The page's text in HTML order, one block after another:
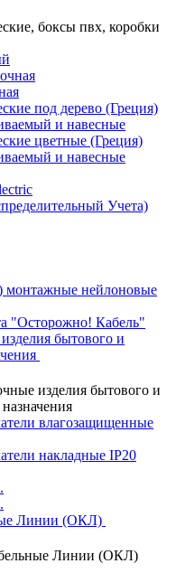
боксы пвх, коробки
под дерево (Греция)
и навесные
цветные (Греция)
и навесные
Учета)
монтажные нейлоновые
"Осторожно! Кабель"
бытового и
изделия бытового и
влагозащищенные
накладные IP20
Линии (ОКЛ)
Линии (ОКЛ)